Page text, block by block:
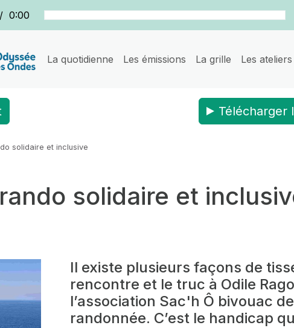
/ 0:00
La quotidienne Les émissions La grille Les ateliers
Télécharger
solidaire et inclusive
solidaire et
Il existe plusieurs façons de
rencontre et le truc à Odile
l’association Sac'h Ô bivouac
randonnée. C’est le handicap